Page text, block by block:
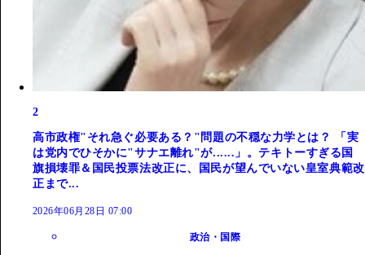
2
高市政権"それ急ぐ必要ある？"問題の不穏な力学とは？ 「実
は党内でひそかに"サナエ離れ"が......」。テキトーすぎる国
旗損壊罪＆国民投票法改正に、国民が望んでいない皇室典範改
正まで...
2026年06月28日 07:00
政治・国際